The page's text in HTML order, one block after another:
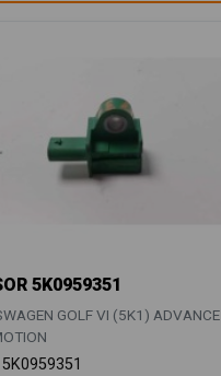
5K0959351
GOLF VI (5K1) ADVANCE
5K0959351